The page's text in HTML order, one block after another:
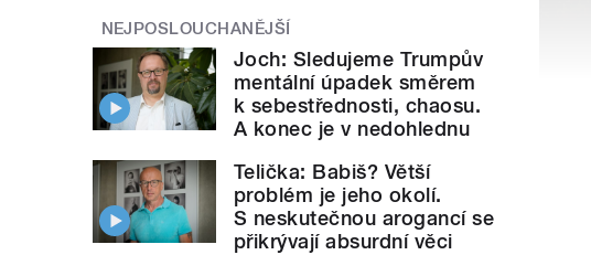
NEJPOSLOUCHANĚJŠÍ
Joch: Sledujeme Trumpův
mentální úpadek směrem
k sebestřednosti, chaosu.
A konec je v nedohlednu
Telička: Babiš? Větší
problém je jeho okolí.
S neskutečnou arogancí se
přikrývají absurdní věci